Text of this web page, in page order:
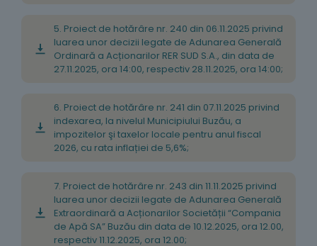
5. Proiect de hotărâre nr. 240 din 06.11.2025 privind
luarea unor decizii legate de Adunarea Generală
Ordinară a Acționarilor RER SUD S.A., din data de
27.11.2025, ora 14:00, respectiv 28.11.2025, ora 14:00;
6. Proiect de hotărâre nr. 241 din 07.11.2025 privind
indexarea, la nivelul Municipiului Buzău, a
impozitelor şi taxelor locale pentru anul fiscal
2026, cu rata inflației de 5,6%;
7. Proiect de hotărâre nr. 243 din 11.11.2025 privind
luarea unor decizii legate de Adunarea Generală
Extraordinară a Acționarilor Societății “Compania
de Apă SA” Buzău din data de 10.12.2025, ora 12.00,
respectiv 11.12.2025, ora 12.00;